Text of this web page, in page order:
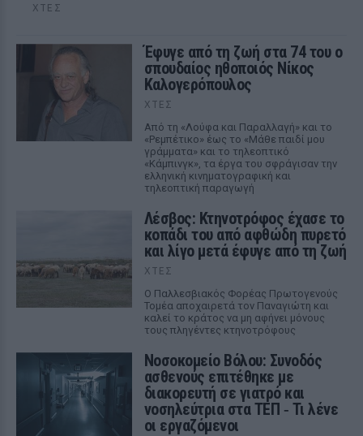
ΧΤΕΣ
Έφυγε από τη ζωή στα 74 του ο
σπουδαίος ηθοποιός Νίκος
Καλογερόπουλος
ΧΤΕΣ
Από τη «Λούφα και Παραλλαγή» και το
«Ρεμπέτικο» έως το «Μάθε παιδί μου
γράμματα» και το τηλεοπτικό
«Κάμπινγκ», τα έργα του σφράγισαν την
ελληνική κινηματογραφική και
τηλεοπτική παραγωγή
Λέσβος: Κτηνοτρόφος έχασε το
κοπάδι του από αφθώδη πυρετό
και λίγο μετά έφυγε από τη ζωή
ΧΤΕΣ
Ο Παλλεσβιακός Φορέας Πρωτογενούς
Τομέα αποχαιρετά τον Παναγιώτη και
καλεί το κράτος να μη αφήνει μόνους
τους πληγέντες κτηνοτρόφους
Νοσοκομείο Βόλου: Συνοδός
ασθενούς επιτέθηκε με
διακορευτή σε γιατρό και
νοσηλεύτρια στα ΤΕΠ ‑ Τι λένε
οι εργαζόμενοι